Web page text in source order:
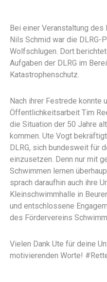
Bei einer Veranstaltung
Nils Schmid war die DLRG-
Wolfschlugen. Dort
Aufgaben der DLRG im
Katastrophenschutz.
Nach ihrer Festrede konnte
Öffentlichkeitsarbeit Tim
die Situation der 50 Jahre
kommen. Ute Vogt
DLRG, sich bundesweit für
einzusetzen. Denn nur mit
Schwimmen lernen
sprach daraufhin auch ihre
Kleinschwimmhalle in
und entschlossene
des Fördervereins
Vielen Dank Ute für deine
motivierenden Worte!